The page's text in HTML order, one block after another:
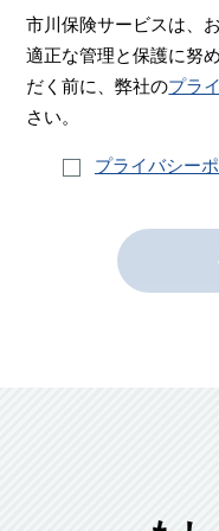
市川保険サービスは、
適正な管理と保護に努
だく前に、弊社のプラ
さい。
プライバシー